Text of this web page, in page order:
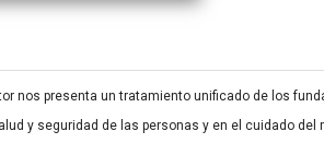
nos presenta un tratamiento unificado de los
y seguridad de las personas y en el cuidado del